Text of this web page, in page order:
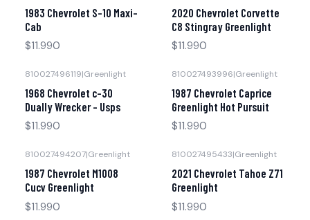
1983 Chevrolet S-10 Maxi-
Cab
$11.990
2020 Chevrolet Corvette
C8 Stingray Greenlight
$11.990
810027496119|Greenlight
1968 Chevrolet c-30
Dually Wrecker - Usps
$11.990
810027493996|Greenlight
1987 Chevrolet Caprice
Greenlight Hot Pursuit
$11.990
810027494207|Greenlight
1987 Chevrolet M1008
Cucv Greenlight
$11.990
810027495433|Greenlight
2021 Chevrolet Tahoe Z71
Greenlight
$11.990